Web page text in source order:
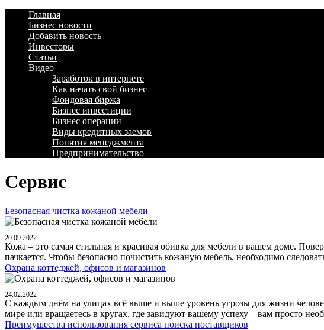
Главная
Бизнес новости
Добавить новость
Инвесторы
Статьи
Видео
Заработок в интернете
Как начать свой бизнес
Фондовая биржа
Бизнес инвестиции
Бизнес операции
Виды кредитных заемов
Понятия менеджмента
Предпринимательство
Сервис
Безопасная чистка кожаной мебели
20.09.2022
Кожа – это самая стильная и красивая обивка для мебели в вашем доме.
пачкается. Чтобы безопасно почистить кожаную мебель, необходимо
Охрана коттеджей, офисов и магазинов
24.02.2022
С каждым днём на улицах всё выше и выше уровень угрозы для жизни
мире или вращаетесь в кругах, где завидуют вашему успеху – вам просто
Преимушества использования сервиса поиска поставщиков